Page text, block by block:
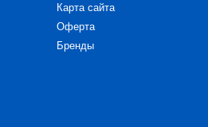
Карта сайта
Оферта
Бренды